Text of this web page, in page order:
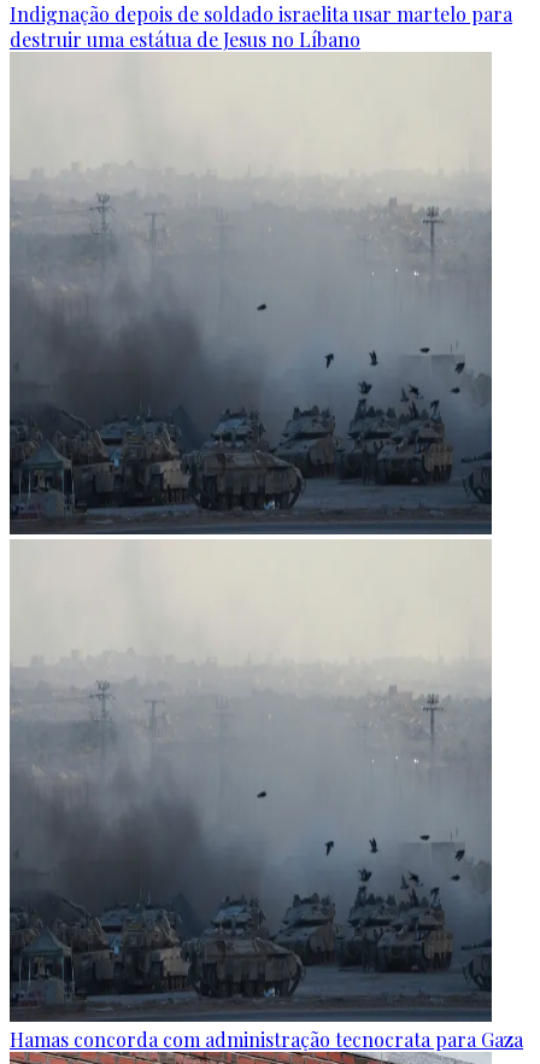
Indignação depois de soldado israelita usar martelo para
destruir uma estátua de Jesus no Líbano
Hamas concorda com administração tecnocrata para Gaza